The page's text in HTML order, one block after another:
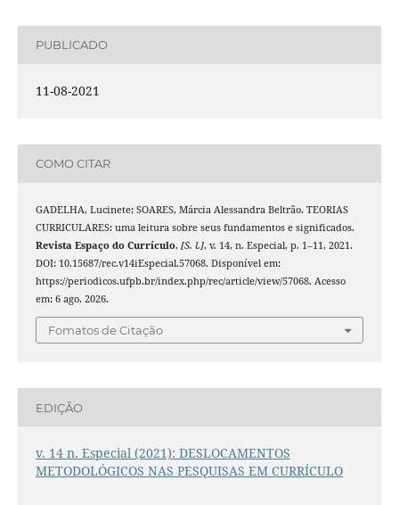
PUBLICADO
11-08-2021
COMO CITAR
GADELHA, Lucinete; SOARES, Márcia Alessandra Beltrão. TEORIAS
CURRICULARES: uma leitura sobre seus fundamentos e significados.
Revista Espaço do Currículo, [S. l.], v. 14, n. Especial, p. 1–11, 2021.
DOI: 10.15687/rec.v14iEspecial.57068. Disponível em:
https://periodicos.ufpb.br/index.php/rec/article/view/57068. Acesso
em: 6 ago. 2026.
Fomatos de Citação
EDIÇÃO
v. 14 n. Especial (2021): DESLOCAMENTOS
METODOLÓGICOS NAS PESQUISAS EM CURRÍCULO